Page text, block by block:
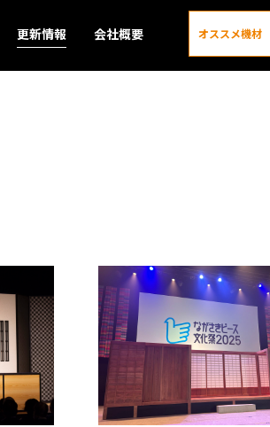
更新情報 会社概要 オススメ機材